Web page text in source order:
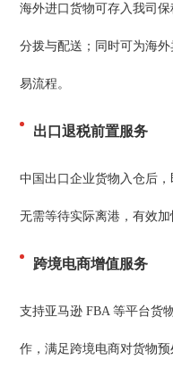
海外进口货物可存入我司保
分拨与配送；同时可为海
易流程。
出口退税前置服务
中国出口企业货物入仓后
无需等待实际离港，有效加
跨境电商增值服务
支持亚马逊 FBA 等平台货
作，满足跨境电商对货物预